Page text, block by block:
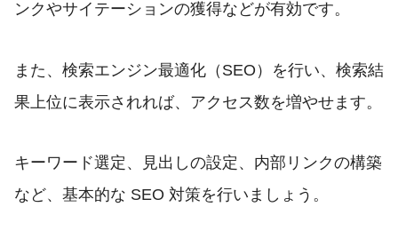
ンクやサイテーションの獲得などが有効です。
また、検索エンジン最適化（SEO）を行い、検索結
果上位に表示されれば、アクセス数を増やせます。
キーワード選定、見出しの設定、内部リンクの構築
など、基本的な SEO 対策を行いましょう。